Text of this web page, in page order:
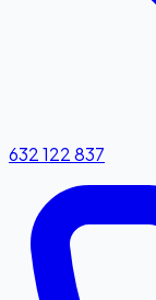
632 122 837